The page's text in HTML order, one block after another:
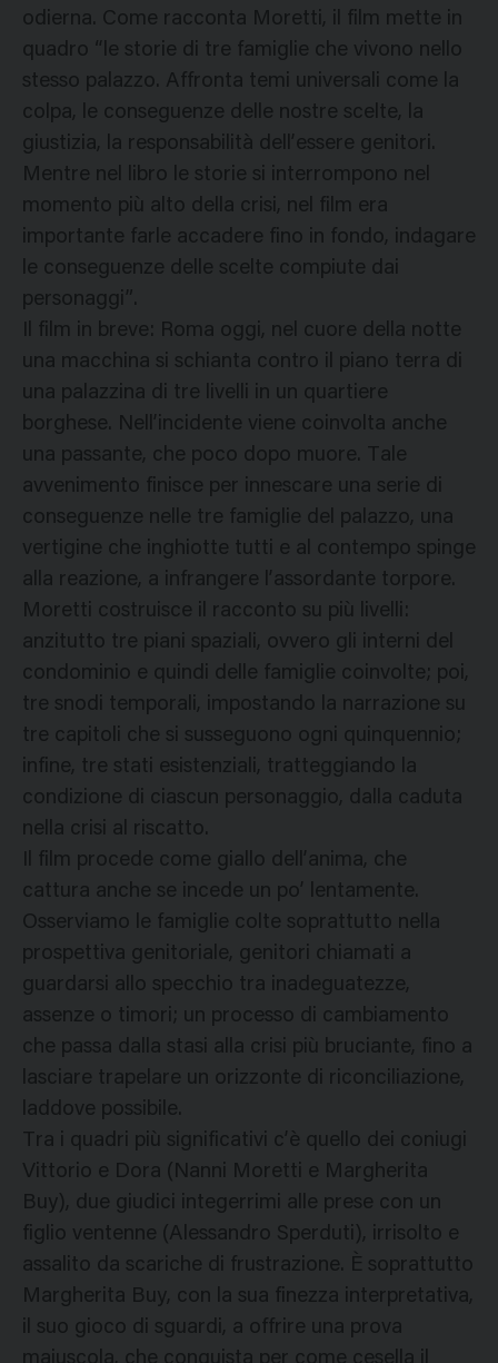
odierna. Come racconta Moretti, il film mette in
quadro “le storie di tre famiglie che vivono nello
stesso palazzo. Affronta temi universali come la
colpa, le conseguenze delle nostre scelte, la
giustizia, la responsabilità dell’essere genitori.
Mentre nel libro le storie si interrompono nel
momento più alto della crisi, nel film era
importante farle accadere fino in fondo, indagare
le conseguenze delle scelte compiute dai
personaggi”.
Il film in breve: Roma oggi, nel cuore della notte
una macchina si schianta contro il piano terra di
una palazzina di tre livelli in un quartiere
borghese. Nell’incidente viene coinvolta anche
una passante, che poco dopo muore. Tale
avvenimento finisce per innescare una serie di
conseguenze nelle tre famiglie del palazzo, una
vertigine che inghiotte tutti e al contempo spinge
alla reazione, a infrangere l’assordante torpore.
Moretti costruisce il racconto su più livelli:
anzitutto tre piani spaziali, ovvero gli interni del
condominio e quindi delle famiglie coinvolte; poi,
tre snodi temporali, impostando la narrazione su
tre capitoli che si susseguono ogni quinquennio;
infine, tre stati esistenziali, tratteggiando la
condizione di ciascun personaggio, dalla caduta
nella crisi al riscatto.
Il film procede come giallo dell’anima, che
cattura anche se incede un po’ lentamente.
Osserviamo le famiglie colte soprattutto nella
prospettiva genitoriale, genitori chiamati a
guardarsi allo specchio tra inadeguatezze,
assenze o timori; un processo di cambiamento
che passa dalla stasi alla crisi più bruciante, fino a
lasciare trapelare un orizzonte di riconciliazione,
laddove possibile.
Tra i quadri più significativi c’è quello dei coniugi
Vittorio e Dora (Nanni Moretti e Margherita
Buy), due giudici integerrimi alle prese con un
figlio ventenne (Alessandro Sperduti), irrisolto e
assalito da scariche di frustrazione. È soprattutto
Margherita Buy, con la sua finezza interpretativa,
il suo gioco di sguardi, a offrire una prova